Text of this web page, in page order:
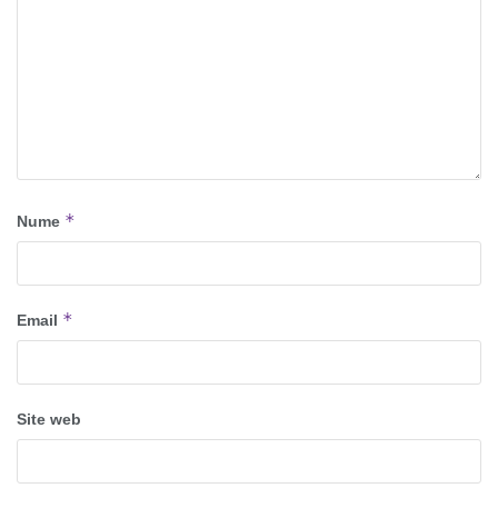
Nume *
Email *
Site web